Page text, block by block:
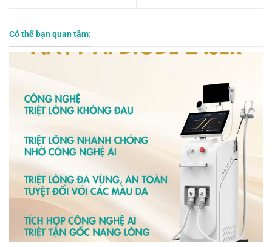
Có thể bạn quan tâm: